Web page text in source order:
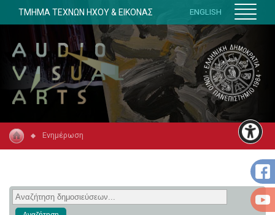
ΤΜΗΜΑ ΤΕΧΝΩΝ ΗΧΟΥ & ΕΙΚΟΝΑΣ ENGLISH
Ενημέρωση